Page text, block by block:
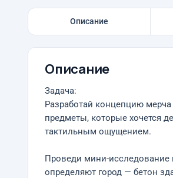
Описание
Описание
Задача:
Разработай концепцию
предметы, которые хочется
тактильным ощущением.
Проведи мини-исследование
определяют город — бетон